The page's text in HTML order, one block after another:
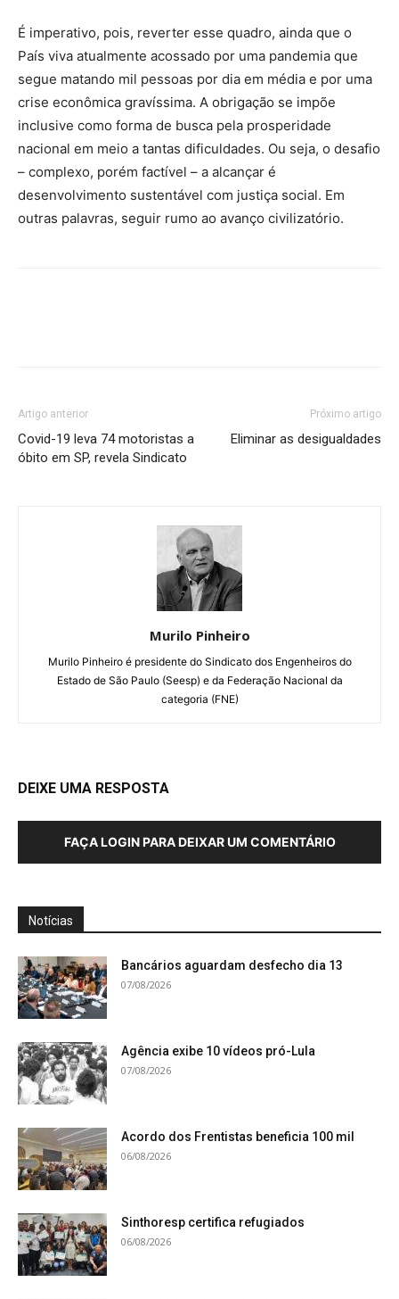
É imperativo, pois, reverter esse quadro, ainda que o
País viva atualmente acossado por uma pandemia que
segue matando mil pessoas por dia em média e por uma
crise econômica gravíssima. A obrigação se impõe
inclusive como forma de busca pela prosperidade
nacional em meio a tantas dificuldades. Ou seja, o desafio
– complexo, porém factível – a alcançar é
desenvolvimento sustentável com justiça social. Em
outras palavras, seguir rumo ao avanço civilizatório.
Artigo anterior
Covid-19 leva 74 motoristas a
óbito em SP, revela Sindicato
Próximo artigo
Eliminar as desigualdades
Murilo Pinheiro
Murilo Pinheiro é presidente do Sindicato dos Engenheiros do
Estado de São Paulo (Seesp) e da Federação Nacional da
categoria (FNE)
DEIXE UMA RESPOSTA
FAÇA LOGIN PARA DEIXAR UM COMENTÁRIO
Notícias
Bancários aguardam desfecho dia 13
07/08/2026
Agência exibe 10 vídeos pró-Lula
07/08/2026
Acordo dos Frentistas beneficia 100 mil
06/08/2026
Sinthoresp certifica refugiados
06/08/2026